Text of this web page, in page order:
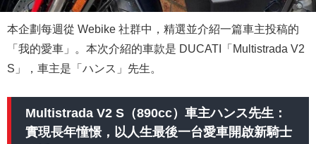
本企劃每週從 Webike 社群中，精選並介紹一篇車主投稿的
「我的愛車」。本次介紹的車款是 DUCATI「Multistrada V2
S」，車主是「ハンス」先生。
Multistrada V2 S（890cc）車主ハンス先生：
實現長年憧憬，以人生最後一台愛車開啟新騎士